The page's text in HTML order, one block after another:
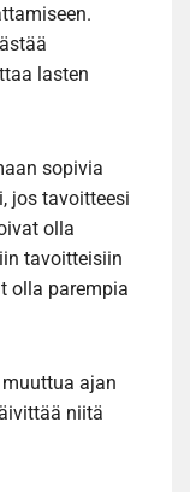
lasten
sopivia
jos tavoitteesi
olla
tavoitteisiin
olla parempia
ajan
niitä